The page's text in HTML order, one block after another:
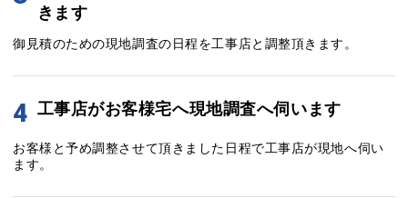
きます
御見積のための現地調査の日程を工事店と調整頂きます。
4 工事店がお客様宅へ現地調査へ伺います
お客様と予め調整させて頂きました日程で工事店が現地へ伺い
ます。